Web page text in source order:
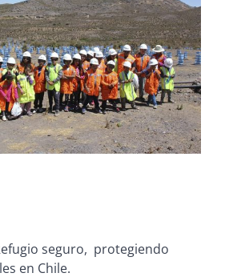
seguro, protegiendo
en Chile.